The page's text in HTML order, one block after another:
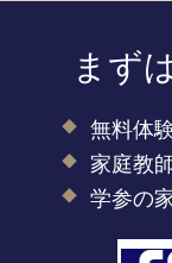
まず
無料体
家庭教
学参の